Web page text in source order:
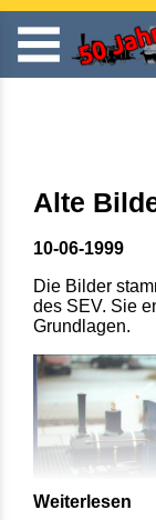
Alte
10-06-1999
Die Bilder
des SEV. Sie
Grundlagen.
Weiterlesen